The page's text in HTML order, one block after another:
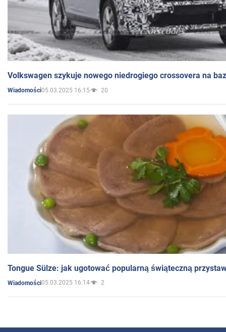
Volkswagen szykuje nowego niedrogiego crossovera na
Wiadomości05.03.2025 16:15 20
Tongue Sülze: jak ugotować popularną świąteczną
Wiadomości05.03.2025 16:14 2